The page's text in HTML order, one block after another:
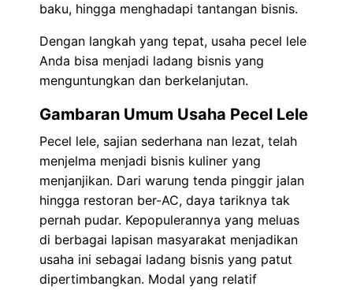
baku, hingga menghadapi tantangan bisnis.
Dengan langkah yang tepat, usaha pecel lele
Anda bisa menjadi ladang bisnis yang
menguntungkan dan berkelanjutan.
Gambaran Umum Usaha Pecel Lele
Pecel lele, sajian sederhana nan lezat, telah
menjelma menjadi bisnis kuliner yang
menjanjikan. Dari warung tenda pinggir jalan
hingga restoran ber-AC, daya tariknya tak
pernah pudar. Kepopulerannya yang meluas
di berbagai lapisan masyarakat menjadikan
usaha ini sebagai ladang bisnis yang patut
dipertimbangkan. Modal yang relatif